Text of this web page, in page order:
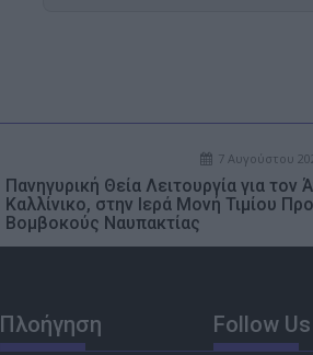
7 Αυγούστου
Πανηγυρική Θεία Λειτουργία για τον
Καλλίνικο, στην Ιερά Μονή Τιμίου
Βομβοκούς Ναυπακτίας
Πλοήγηση Follow Us